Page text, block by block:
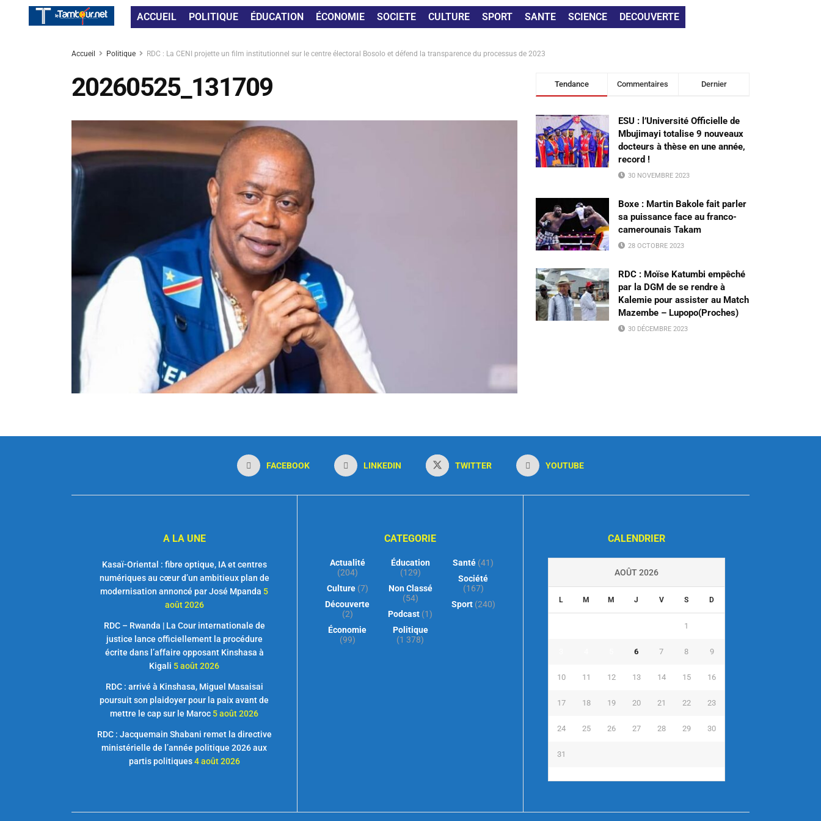
ACCUEIL POLITIQUE ÉDUCATION ÉCONOMIE SOCIETE CULTURE SPORT SANTE SCIENCE DECOUVERTE
Accueil Politique RDC : La CENI projette un film institutionnel sur le centre électoral Bosolo et défend la transparence du processus de 2023
20260525_131709 Tendance Commentaires Dernier
ESU : l’Université Officielle de
Mbujimayi totalise 9 nouveaux
docteurs à thèse en une année,
record !
30 NOVEMBRE 2023
Boxe : Martin Bakole fait parler
sa puissance face au franco-
camerounais Takam
28 OCTOBRE 2023
RDC : Moïse Katumbi empêché
par la DGM de se rendre à
Kalemie pour assister au Match
Mazembe – Lupopo(Proches)
30 DÉCEMBRE 2023
FACEBOOK LINKEDIN TWITTER YOUTUBE
A LA UNE
Kasaï-Oriental : fibre optique, IA et centres
numériques au cœur d’un ambitieux plan de
modernisation annoncé par José Mpanda 5
août 2026
RDC – Rwanda | La Cour internationale de
justice lance officiellement la procédure
écrite dans l’affaire opposant Kinshasa à
Kigali 5 août 2026
RDC : arrivé à Kinshasa, Miguel Masaisai
poursuit son plaidoyer pour la paix avant de
mettre le cap sur le Maroc 5 août 2026
RDC : Jacquemain Shabani remet la directive
ministérielle de l’année politique 2026 aux
partis politiques 4 août 2026
CATEGORIE
Actualité
(204)
Culture(7)
Découverte
(2)
Économie
(99)
Éducation
(129)
Non Classé
(54)
Podcast (1)
Politique
(1 378)
Santé (41)
Société
(167)
Sport(240)
CALENDRIER
AOÛT 2026
L M M J V S D
1
6 7 8 9
10 11 12 13 14 15 16
17 18 19 20 21 22 23
24 25 26 27 28 29 30
31